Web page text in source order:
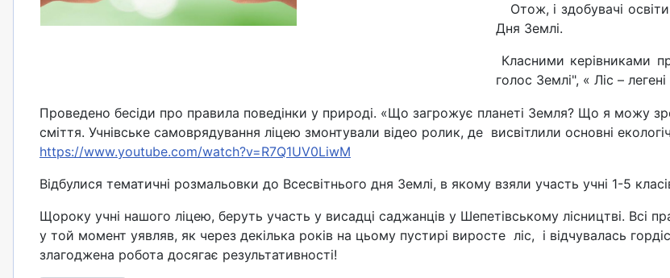
Отож, і здобувачі
Дня Землі.
Класними керівниками
голос Землі", « Ліс –
Проведено бесіди про правила поведінки у природі. «Що загрожує планеті Земля? Що я можу
сміття. Учнівське самоврядування ліцею змонтували відео ролик, де висвітлили основні
https://www.youtube.com/watch?v=R7Q1UV0LiwM
Відбулися тематичні розмальовки до Всесвітнього дня Землі, в якому взяли участь учні 1-5
Щороку учні нашого ліцею, беруть участь у висадці саджанців у Шепетівському лісництві. Всі
у той момент уявляв, як через декілька років на цьому пустирі виросте ліс, і відчувалась
злагоджена робота досягає результативності!